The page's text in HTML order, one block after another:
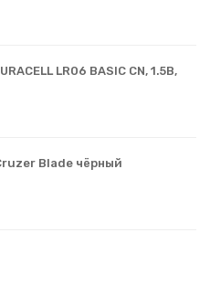
LR06 BASIC CN, 1.5В,
Blade чёрный